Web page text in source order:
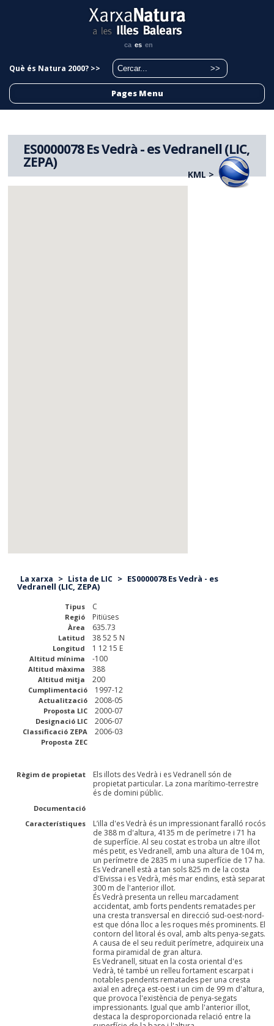
ca es en
Què és Natura 2000? >>
Pages Menu
ES0000078 Es Vedrà - es Vedranell (LIC,
ZEPA)
KML >
La xarxa > Lista de LIC > ES0000078 Es Vedrà - es
Vedranell (LIC, ZEPA)
Tipus C
Regió Pitiüses
Àrea 635.73
Latitud 38 52 5 N
Longitud 1 12 15 E
Altitud mínima -100
Altitud màxima 388
Altitud mitja 200
Cumplimentació 1997-12
Actualització 2008-05
Proposta LIC 2000-07
Designació LIC 2006-07
Classificació ZEPA 2006-03
Proposta ZEC
Règim de propietat
Els illots des Vedrà i es Vedranell són de
propietat particular. La zona marítimo-terrestre
és de domini públic.
Documentació
Característiques
L’illa d'es Vedrà és un impressionant faralló rocós
de 388 m d'altura, 4135 m de perímetre i 71 ha
de superfície. Al seu costat es troba un altre illot
més petit, es Vedranell, amb una altura de 104 m,
un perímetre de 2835 m i una superfície de 17 ha.
Es Vedranell està a tan sols 825 m de la costa
d'Eivissa i es Vedrà, més mar endins, està separat
300 m de l'anterior illot.
És Vedrà presenta un relleu marcadament
accidentat, amb forts pendents rematades per
una cresta transversal en direcció sud-oest-nord-
est que dóna lloc a les roques més prominents. El
contorn del litoral és oval, amb alts penya-segats.
A causa de el seu reduït perímetre, adquireix una
forma piramidal de gran altura.
Es Vedranell, situat en la costa oriental d'es
Vedrà, té també un relleu fortament escarpat i
notables pendents rematades per una cresta
axial en adreça est-oest i un cim de 99 m d'altura,
que provoca l'existència de penya-segats
impressionants. Igual que amb l'anterior illot,
destaca la desproporcionada relació entre la